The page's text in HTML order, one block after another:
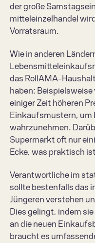
der große
mitteleinzelhandel
Vorratsraum.
Wie in anderen
das RollAMA-
haben:
einiger Zeit höheren
Einkaufsmustern, um
wahrzunehmen.
Supermarkt oft nur
Ecke, was praktisch
Verantwortliche im
sollte bestenfalls das
Jüngeren verstehen
Dies gelingt, indem
an die neuen
braucht es